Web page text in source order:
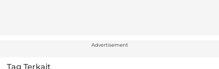
Advertisement
Tag Terkait